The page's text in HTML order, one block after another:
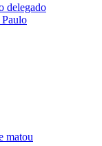
delegado
Paulo
matou